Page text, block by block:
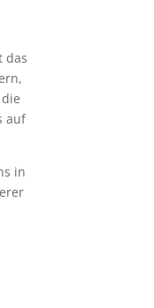
das
auf
in